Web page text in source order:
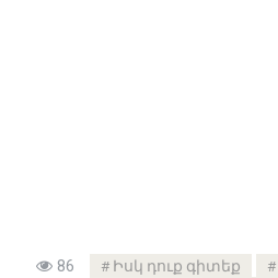
86 Իսկ դուք գիտեք